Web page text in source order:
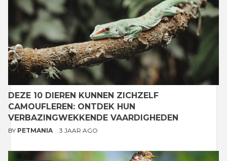
DEZE 10 DIEREN KUNNEN ZICHZELF
CAMOUFLEREN: ONTDEK HUN
VERBAZINGWEKKENDE VAARDIGHEDEN
BY PETMANIA 3 JAAR AGO